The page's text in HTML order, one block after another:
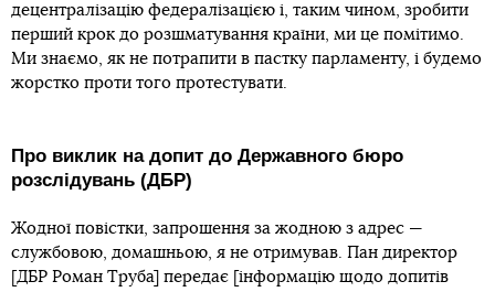
децентралізацію федералізацією і, таким чином, зробити
перший крок до розшматування країни, ми це помітимо.
Ми знаємо, як не потрапити в пастку парламенту, і будемо
жорстко проти того протестувати.
Про виклик на допит до Державного бюро
розслідувань (ДБР)
Жодної повістки, запрошення за жодною з адрес —
службовою, домашньою, я не отримував. Пан директор
[ДБР Роман Труба] передає [інформацію щодо допитів